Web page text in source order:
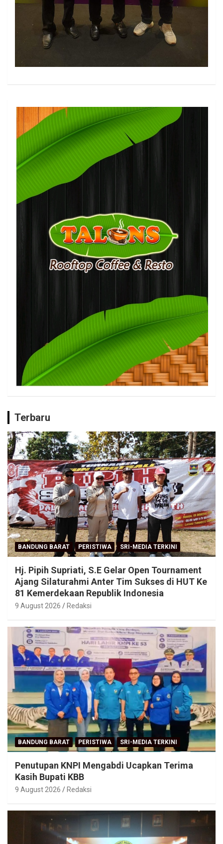
Terbaru
BANDUNG BARAT PERISTIWA SRI-MEDIA TERKINI
Hj. Pipih Supriati, S.E Gelar Open Tournament
Ajang Silaturahmi Anter Tim Sukses di HUT Ke
81 Kemerdekaan Republik Indonesia
9 August 2026 Redaksi
BANDUNG BARAT PERISTIWA SRI-MEDIA TERKINI
Penutupan KNPI Mengabdi Ucapkan Terima
Kasih Bupati KBB
9 August 2026 Redaksi